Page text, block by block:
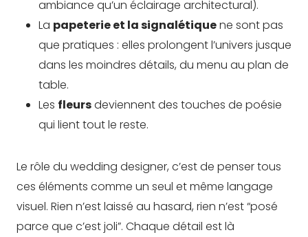
ambiance qu’un éclairage architectural).
La papeterie et la signalétiquene sont pas
que pratiques : elles prolongent l’univers jusque
dans les moindres détails, du menu au plan de
table.
Les fleursdeviennent des touches de poésie
qui lient tout le reste.
Le rôle du wedding designer, c’est de penser tous
ces éléments comme un seul et même langage
visuel. Rien n’est laissé au hasard, rien n’est “posé
parce que c’est joli”. Chaque détail est là